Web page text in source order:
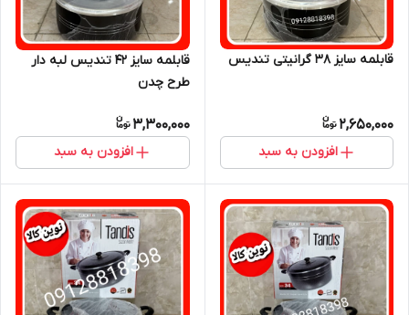
قابلمه سایز ۳۸ گرانیتی تندیس
2,650,000
افزودن به سبد
قابلمه سایز ۴۲ تندیس لبه دار
طرح چدن
3,300,000
افزودن به سبد